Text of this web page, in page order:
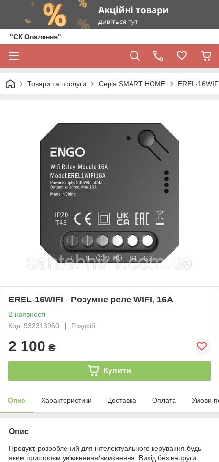
"СК Опалення"
Товари та послуги Серія SMART HOME EREL-
EREL-16WIFI - Розумне реле WIFI, 16А
В наявності
Код: 932313960
Роздріб
2 100 ₴
Купити
Опис Характеристики Доставка Оплата Умови
Опис
Продукт, розроблений для інтелектуального керування будь-
яким пристроєм увімкнення/вимкнення. Вихід без напруги